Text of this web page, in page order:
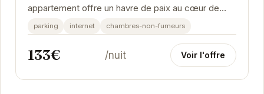
appartement offre un havre de paix au cœur de
Grenoble. Avec sa terrasse privée, vous pourrez...
parking internet chambres-non-fumeurs
133€ /nuit Voir l'offre